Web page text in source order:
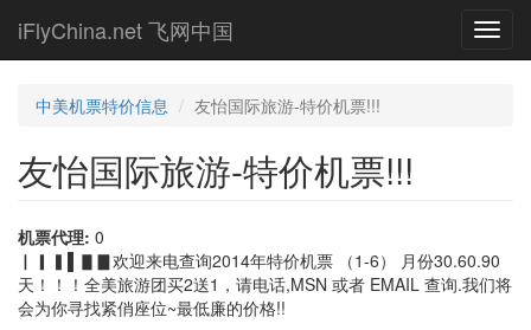
main
iFlyChina.net 飞网中国
中美机票特价信息 友怡国际旅游-特价机票!!!
友怡国际旅游-特价机票!!!
机票代理: 0
▏▎▍▌▋▊欢迎来电查询2014年特价机票 （1-6） 月份30.60.90
天！！！全美旅游团买2送1，请电话,MSN 或者 EMAIL 查询.我们将
会为你寻找紧俏座位~最低廉的价格!!